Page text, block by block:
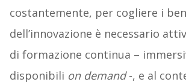
costantemente, per cogliere i
dell’innovazione è necessario
di formazione continua –
disponibili on demand-, e al